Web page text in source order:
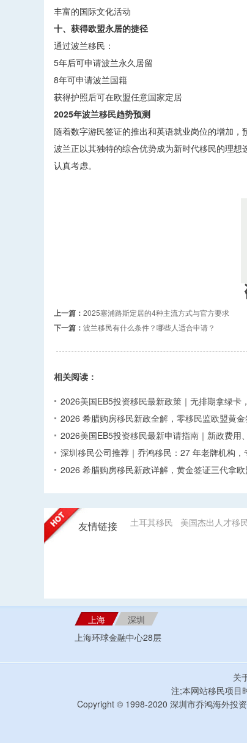
丰富的国际文化活动
十、获得欧盟永居的捷径
通过波兰移民：
5年后可申请波兰永久居留
8年可申请波兰国籍
获得护照后可在欧盟任意国家定居
2025年波兰移民趋势预测
随着数字游民签证的推出和英语就业岗位的增加，
波兰正以其独特的综合优势成为新时代移民的理
认真考虑。
上一篇： 2025塞浦路斯定居的4种主流方式与官方要求
下一篇： 波兰移民有什么条件？哪些人适合申请？
相关阅读：
2026美国EB5投资移民最新政策｜无排期拿绿卡
2026 希腊购房移民新政全解，零移民监欧盟黄
2026美国EB5投资移民最新申请指南｜新政费用
深圳移民公司推荐｜乔鸿移民：27 年老牌机构，
2026 希腊购房移民新政详解，黄金签证三代拿
友情链接 土耳其移民 美国杰出人才移
上海
深圳
上海环球金融中心28层
关
注;本网站移民项目
Copyright © 1998-2020 深圳市乔鸿海外投